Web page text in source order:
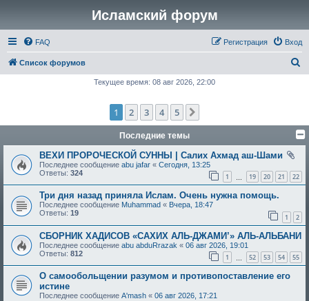
Исламский форум
FAQ Вход
Регистрация
Список форумов
к
Текущее время: 08 авг 2026, 22:00
1 2 3 4 5
Последние темы
ВЕХИ ПРОРОЧЕСКОЙ СУННЫ | Салих Ахмад аш-Шами
Последнее сообщение abu jafar « Сегодня, 13:25
Ответы: 324 1 19 20 21 22
Три дня назад приняла Ислам. Очень нужна помощь.
Последнее сообщение Muhammad « Вчера, 18:47
Ответы: 19 1 2
СБОРНИК ХАДИСОВ «САХИХ АЛЬ-ДЖАМИ’» АЛЬ-АЛЬБАНИ
Последнее сообщение abu abduRrazak « 06 авг 2026, 19:01
Ответы: 812 1 52 53 54 55
О самообольщении разумом и противопоставление его
истине
Последнее сообщение A'mash « 06 авг 2026, 17:21